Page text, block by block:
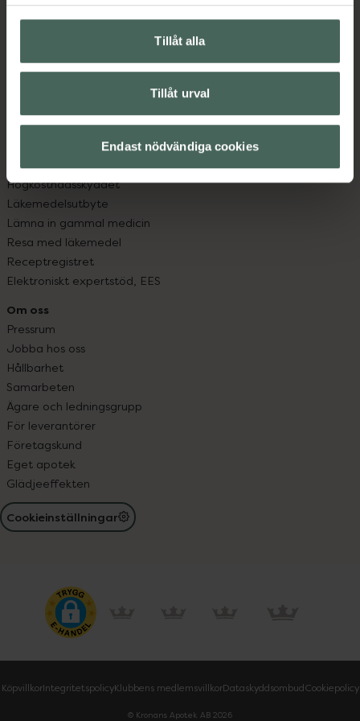
Tillåt alla
Tillåt urval
Endast nödvändiga cookies
Handla tryggt
Leverans, betalning och retur
Sajtens tillgänglighet
Köpvillkor
Om recept och läkemedel
Fullmakter
Högkostnadsskyddet
Läkemedelsutbyte
Lämna in gammal medicin
Resa med läkemedel
Receptregistret
Elektroniskt expertstöd, EES
Om oss
Pressrum
Jobba hos oss
Hållbarhet
Samarbeten
Ägare och ledningsgrupp
För leverantörer
Företagskund
Eget apotek
Glädjeeffekten
Cookieinställningar
KöpvillkorIntegritetspolicyKlubbens medlemsvillkorDataskyddsombudCookiepolicy
© Kronans Apotek AB 2026